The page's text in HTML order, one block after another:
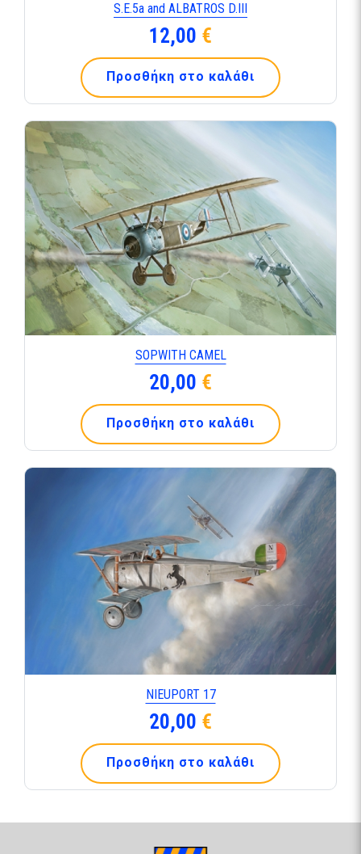
S.Ε.5a and ALBATROS D.ΙΙΙ
12,00 €
Προσθήκη στο καλάθι
SOPWITH CAMEL
20,00 €
Προσθήκη στο καλάθι
NIEUPORT 17
20,00 €
Προσθήκη στο καλάθι